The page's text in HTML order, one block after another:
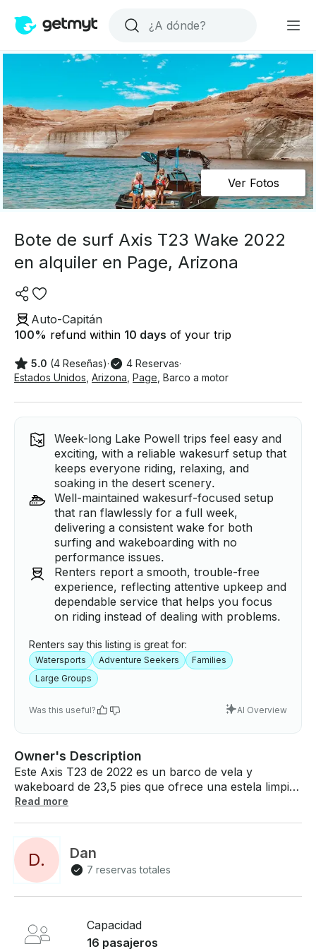
Ver Fotos
Bote de surf Axis T23 Wake 2022
en alquiler en Page, Arizona
Auto-Capitán
100% refund within 10 days of your trip
5.0 (4 Reseñas)· 4 Reservas·
Estados Unidos Arizona Page Barco a motor
Week-long Lake Powell trips feel easy and
exciting, with a reliable wakesurf setup that
keeps everyone riding, relaxing, and
soaking in the desert scenery.
Well-maintained wakesurf-focused setup
that ran flawlessly for a full week,
delivering a consistent wake for both
surfing and wakeboarding with no
performance issues.
Renters report a smooth, trouble-free
experience, reflecting attentive upkeep and
dependable service that helps you focus
on riding instead of dealing with problems.
Renters say this listing is great for:
Watersports Adventure Seekers
Families
Large Groups
Was this useful? AI Overview
Owner's Description
Este Axis T23 de 2022 es un barco de vela y
wakeboard de 23,5 pies que ofrece una estela limpia
y perfecta sin importar las condiciones en las que
estar envolvente, muchos portavasos y espacio de
almacenamiento en la proa. El sistema de sonido está
integrado para aquellos que quieren escuchar música
para 16 personas , sala de estar envolvente limpia y
Read more
D. Dan
7 reservas totales
Capacidad
16 pasajeros